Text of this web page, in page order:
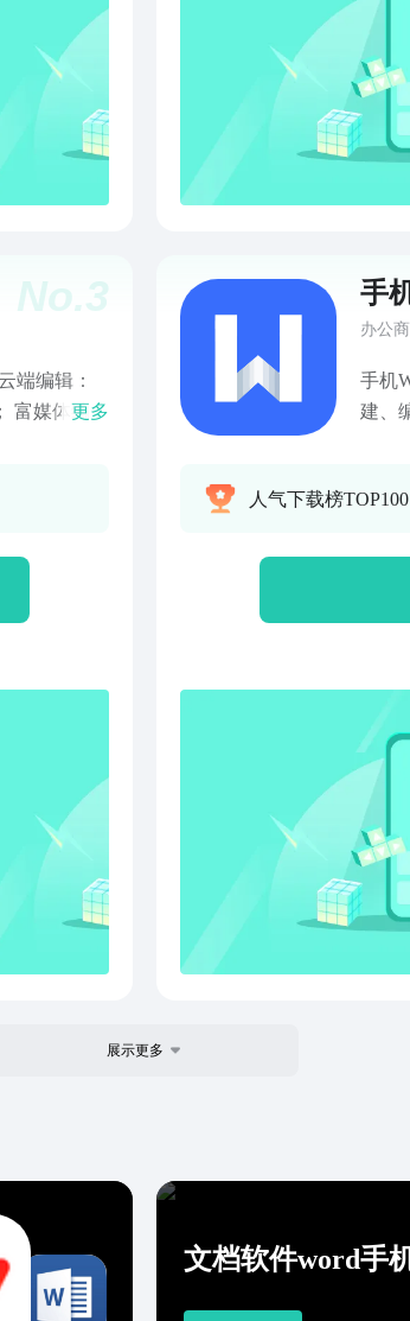
传的文
7z等），
、PDF
能在线预
快速上手使
、述职、
工具集，手
密、只读不
地共享作
用特权- 永
板、永中文
格
能。
目汇
PDF
成清
文识
Excel
No.3
端编辑：
富媒体编
编辑：支
； 文档分
博及朋友
、幻灯片
助手：一
手：支持AI
保障：云端
档支持设
-意见反
更多
手
办公
手机
建、
编辑
交流
3.文
节省
存
全套
人气下载榜
展示更多
文档软件word手